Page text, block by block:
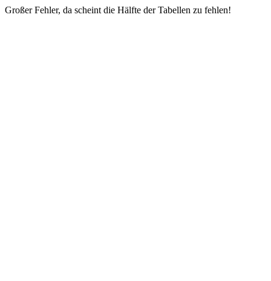
Großer Fehler, da scheint die Hälfte der Tabellen zu fehlen!